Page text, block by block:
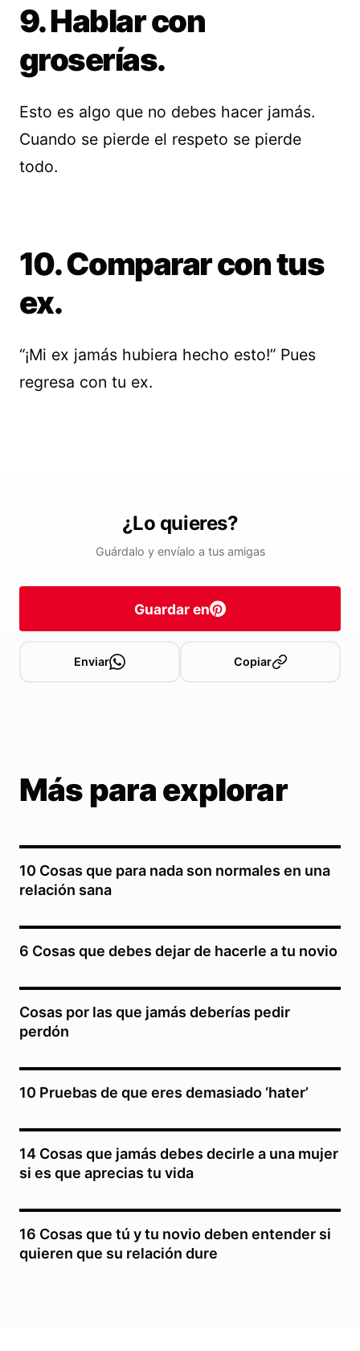
9. Hablar con
groserías.
Esto es algo que no debes hacer jamás.
Cuando se pierde el respeto se pierde
todo.
10. Comparar con tus
ex.
“¡Mi ex jamás hubiera hecho esto!” Pues
regresa con tu ex.
¿Lo quieres?
Guárdalo y envíalo a tus amigas
Guardar en
Enviar Copiar
Más para explorar
10 Cosas que para nada son normales en una
relación sana
6 Cosas que debes dejar de hacerle a tu novio
Cosas por las que jamás deberías pedir
perdón
10 Pruebas de que eres demasiado ‘hater’
14 Cosas que jamás debes decirle a una mujer
si es que aprecias tu vida
16 Cosas que tú y tu novio deben entender si
quieren que su relación dure